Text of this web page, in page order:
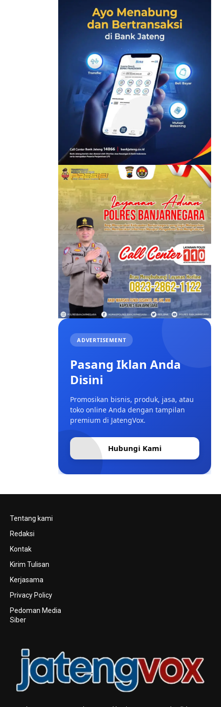
ADVERTISEMENT
Pasang Iklan Anda
Disini
Promosikan bisnis, produk, jasa, atau
toko online Anda dengan tampilan
premium di JatengVox.
Hubungi Kami
Tentang kami
Redaksi
Kontak
Kirim Tulisan
Kerjasama
Privacy Policy
Pedoman Media
Siber